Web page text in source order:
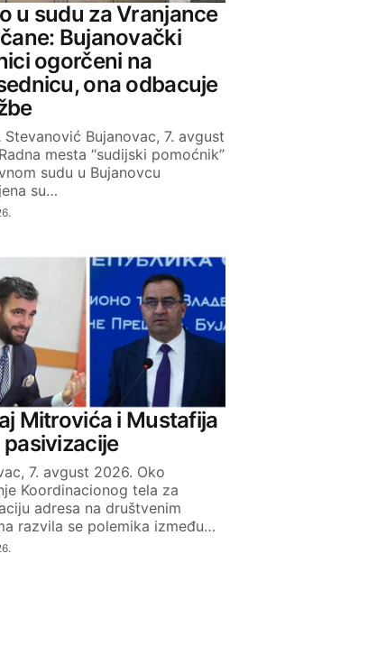
u sudu za Vranjance
Bujanovački
ogorčeni na
ona odbacuje
Stevanović Bujanovac, 7. avgust
mesta “sudijski pomoćnik”
sudu u Bujanovcu
su…
Mitrovića i Mustafija
7. avgust 2026. Oko
Koordinacionog tela za
adresa na društvenim
razvila se polemika između…